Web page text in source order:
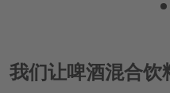
我们让啤酒混合饮